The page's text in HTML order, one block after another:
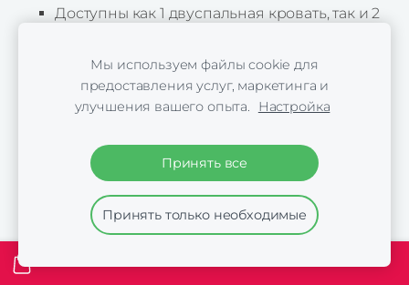
Доступны как 1 двуспальная кровать, так и 2
Приятный вид из окна на Рижскую
евангелическо-лютеранскую церковь
Святого Павла.
магазины «Rimi» и «Lats».
Возможность заселения самостоятельно
(self check-in)
Около 4 км до Старой Риги
Мы используем файлы cookie для
предоставления услуг, маркетинга и
улучшения вашего опыта.
Настройка
Принять все
Принять только необходимые